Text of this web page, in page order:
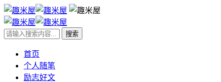
首页
个人随笔
励志好文